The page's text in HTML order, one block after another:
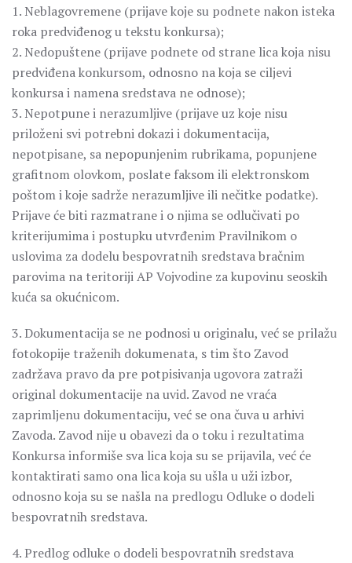
1. Neblagovremene (prijave koje su podnete nakon isteka
roka predviđenog u tekstu konkursa);
2. Nedopuštene (prijave podnete od strane lica koja nisu
predviđena konkursom, odnosno na koja se ciljevi
konkursa i namena sredstava ne odnose);
3. Nepotpune i nerazumljive (prijave uz koje nisu
priloženi svi potrebni dokazi i dokumentacija,
nepotpisane, sa nepopunjenim rubrikama, popunjene
grafitnom olovkom, poslate faksom ili elektronskom
poštom i koje sadrže nerazumljive ili nečitke podatke).
Prijave će biti razmatrane i o njima se odlučivati po
kriterijumima i postupku utvrđenim Pravilnikom o
uslovima za dodelu bespovratnih sredstava bračnim
parovima na teritoriji AP Vojvodine za kupovinu seoskih
kuća sa okućnicom.
3. Dokumentacija se ne podnosi u originalu, već se prilažu
fotokopije traženih dokumenata, s tim što Zavod
zadržava pravo da pre potpisivanja ugovora zatraži
original dokumentacije na uvid. Zavod ne vraća
zaprimljenu dokumentaciju, već se ona čuva u arhivi
Zavoda. Zavod nije u obavezi da o toku i rezultatima
Konkursa informiše sva lica koja su se prijavila, već će
kontaktirati samo ona lica koja su ušla u uži izbor,
odnosno koja su se našla na predlogu Odluke o dodeli
bespovratnih sredstava.
4. Predlog odluke o dodeli bespovratnih sredstava